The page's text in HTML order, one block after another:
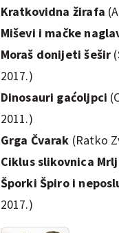
Kratkovidna žirafa
Miševi i mačke
Moraš donijeti šešir
2017.)
Dinosauri gaćoljpci
2011.)
Grga Čvarak (Ratko
Ciklus slikovnica
Šporki Špiro i
2017.)